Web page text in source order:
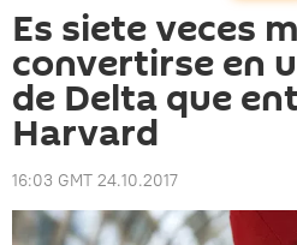
Es siete veces
convertirse en
de Delta que
Harvard
16:03 GMT 24.10.2017